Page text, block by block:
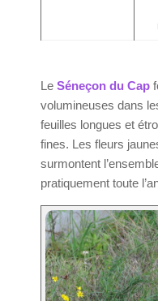
Le Séneçon du Cap
volumineuses dans
feuilles longues et
fines. Les fleurs
surmontent
pratiquement toute